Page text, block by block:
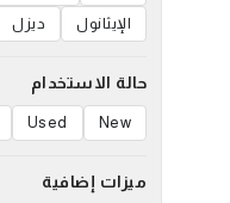
الإيثانول
ديزل
حالة الاستخدام
New
Used
ميزات إضافية